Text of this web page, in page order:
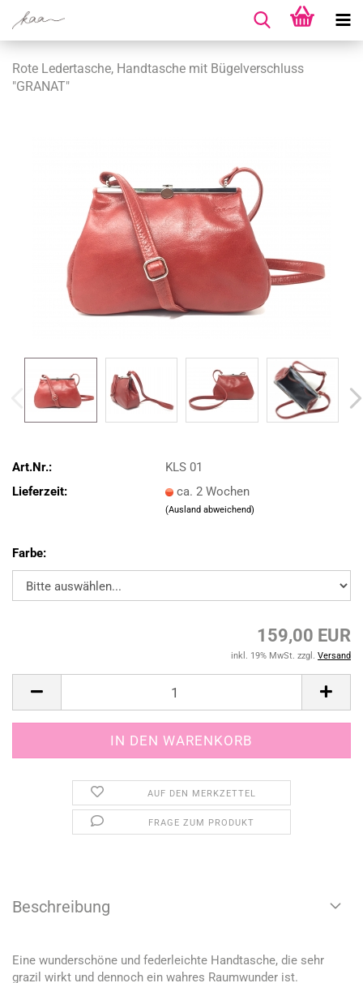
Rote Ledertasche, Handtasche mit Bügelverschluss
"GRANAT"
Art.Nr.:
KLS 01
Lieferzeit:
ca. 2 Wochen
(Ausland abweichend)
Farbe:
159,00 EUR
inkl. 19% MwSt. zzgl. Versand
AUF DEN MERKZETTEL
FRAGE ZUM PRODUKT
Beschreibung
Eine wunderschöne und federleichte Handtasche, die sehr
grazil wirkt und dennoch ein wahres Raumwunder ist.